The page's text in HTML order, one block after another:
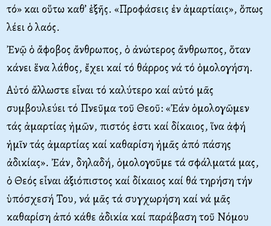
τό» και οὕτω καθ’ ἑξῆς. «Προφάσεις ἐν ἁμαρτίαις», ὅπως
λέει ὁ λαός.
Ἐνῷ ὁ ἄφοβος ἄνθρωπος, ὁ ἀνώτερος ἄνθρωπος, ὅταν
κάνει ἕνα λάθος, ἔχει καί τό θάρρος νά τό ὁμολογήση.
Αὐτό ἄλλωστε εἶναι τό καλύτερο καί αὐτό μᾶς
συμβουλεύει τό Πνεῦμα τοῦ Θεοῦ: «Ἐάν ὁμολογῶμεν
τάς ἁμαρτίας ἡμῶν, πιστός ἐστι καί δίκαιος, ἵνα ἁφή
ἡμῖν τάς ἁμαρτίας καί καθαρίση ἡμᾶς ἀπό πάσης
ἀδικίας». Ἐάν, δηλαδή, ὁμολογοῦμε τά σφάλματά μας,
ὁ Θεός εἶναι ἀξιόπιστος καί δίκαιος καί θά τηρήση τήν
ὑπόσχεσή Του, νά μᾶς τά συγχωρήση καί νά μᾶς
καθαρίση ἀπό κάθε ἀδικία καί παράβαση τοῦ Νόμου